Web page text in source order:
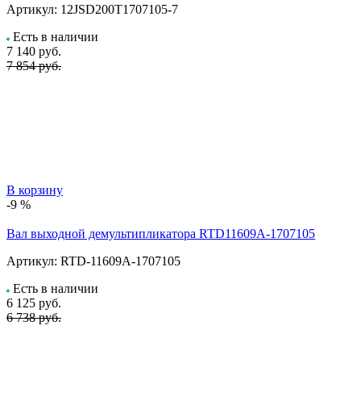
Артикул: 12JSD200T1707105-7
Есть в наличии
7 140 руб.
7 854 руб.
В корзину
-9 %
Вал выходной демультипликатора RTD11609A-1707105
Артикул: RTD-11609A-1707105
Есть в наличии
6 125 руб.
6 738 руб.